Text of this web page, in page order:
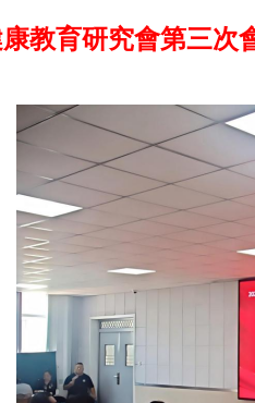
教育研究會第三次